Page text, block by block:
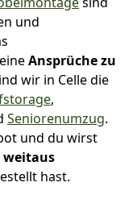
und
Ansprüche zu
wir in Celle die
,
Seniorenumzug.
und du wirst
weitaus
hast.